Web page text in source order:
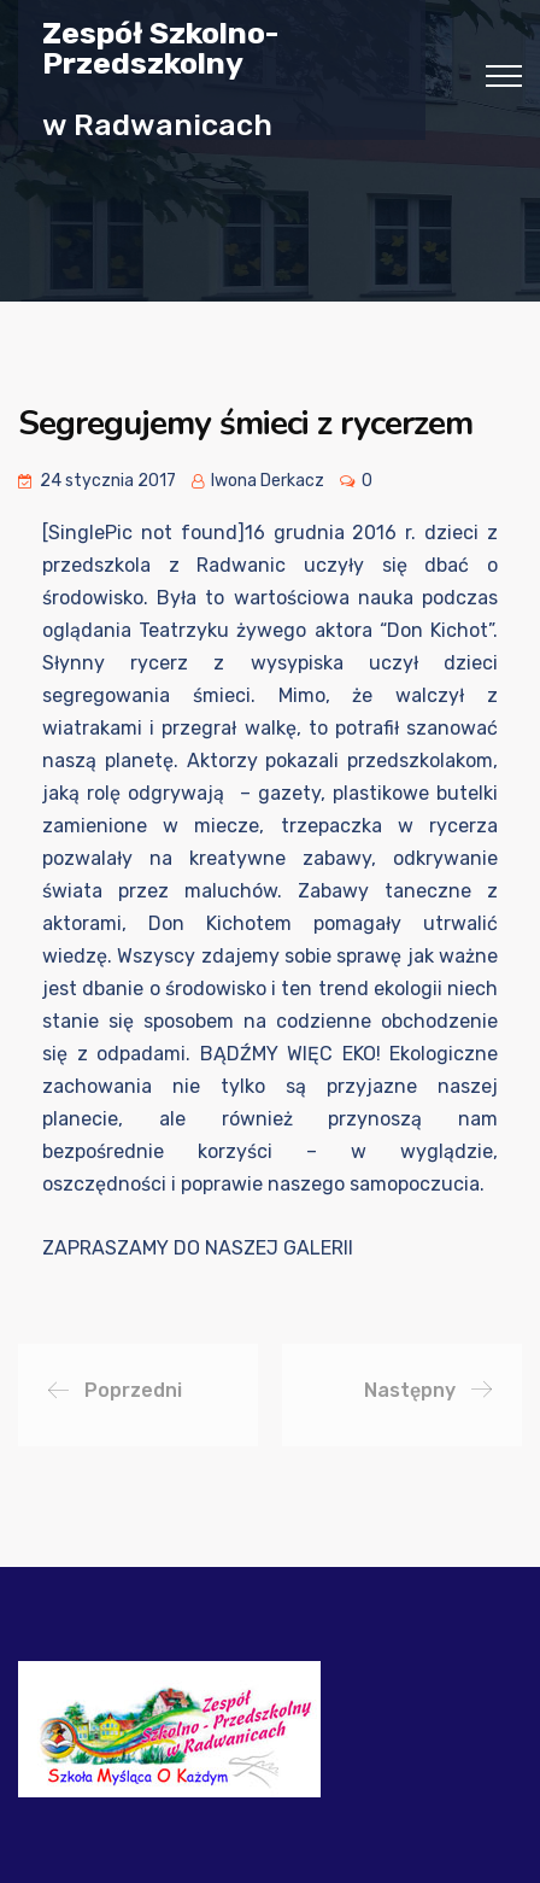
Zespół Szkolno-
Przedszkolny
w Radwanicach
Segregujemy śmieci z rycerzem
24 stycznia 2017 Iwona Derkacz 0
[SinglePic not found]16 grudnia 2016 r. dzieci z
przedszkola z Radwanic uczyły się dbać o
środowisko. Była to wartościowa nauka podczas
oglądania Teatrzyku żywego aktora “Don Kichot”.
Słynny rycerz z wysypiska uczył dzieci
segregowania śmieci. Mimo, że walczył z
wiatrakami i przegrał walkę, to potrafił szanować
naszą planetę. Aktorzy pokazali przedszkolakom,
jaką rolę odgrywają – gazety, plastikowe butelki
zamienione w miecze, trzepaczka w rycerza
pozwalały na kreatywne zabawy, odkrywanie
świata przez maluchów. Zabawy taneczne z
aktorami, Don Kichotem pomagały utrwalić
wiedzę. Wszyscy zdajemy sobie sprawę jak ważne
jest dbanie o środowisko i ten trend ekologii niech
stanie się sposobem na codzienne obchodzenie
się z odpadami. BĄDŹMY WIĘC EKO! Ekologiczne
zachowania nie tylko są przyjazne naszej
planecie, ale również przynoszą nam
bezpośrednie korzyści – w wyglądzie,
oszczędności i poprawie naszego samopoczucia.
ZAPRASZAMY DO NASZEJ GALERII
Poprzedni Następny